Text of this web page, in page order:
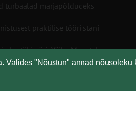
Valides "Nõustun" annad nõusoleku
turbaalad marjapõldudeks
praktilise tööriistani
elustiil ja äri: Väike Mahetalu